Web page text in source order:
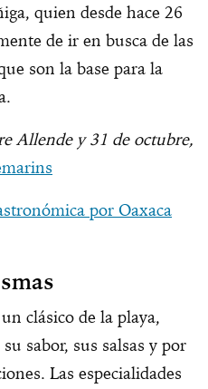
quien desde hace 26
de ir en busca de las
son la base para la
Allende y 31 de octubre,
por Oaxaca
clásico de la playa,
sabor, sus salsas y por
Las especialidades